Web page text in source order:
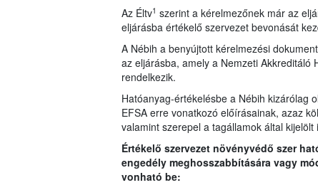
Az Éltv1 szerint a kérelmezőnek már az
eljárásba értékelő szervezet bevonását
A Nébih a benyújtott kérelmezési
az eljárásba, amely a Nemzeti Akkreditáló
rendelkezik.
Hatóanyag-értékelésbe a Nébih kizárólag
EFSA erre vonatkozó előírásainak, azaz
valamint szerepel a tagállamok által
Értékelő szervezet növényvédő szer
engedély meghosszabbítására vagy
vonható be: